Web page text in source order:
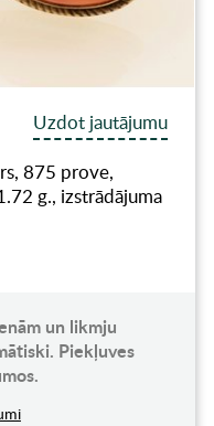
Uzdot jautājumu
875 prove,
g., izstrādājuma
un likmju
Piekļuves